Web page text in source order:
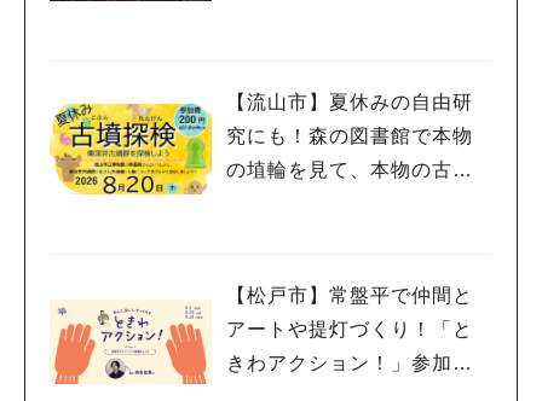
【流山市】夏休みの自由研
究にも！森の図書館で本物
の埴輪を見て、本物の古墳
【松戸市】常盤平で仲間と
アートや提灯づくり！「と
きわアクション！」参加者